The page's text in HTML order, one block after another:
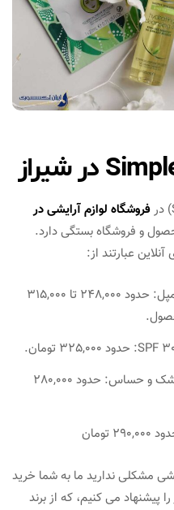
فروشگاه لوازم آرایشی در
و فروشگاه بستگی دارد.
عبارتند از:
ژل شستشوی مرطوب‌کننده سیمپل: حدود 248,000 تا 315,000
ژل میسلار شستشوی پوست خشک و حساس: حدود 280,000
مشکلی ندارید ما به شما خرید
را پیشنهاد می کنیم، که از برند